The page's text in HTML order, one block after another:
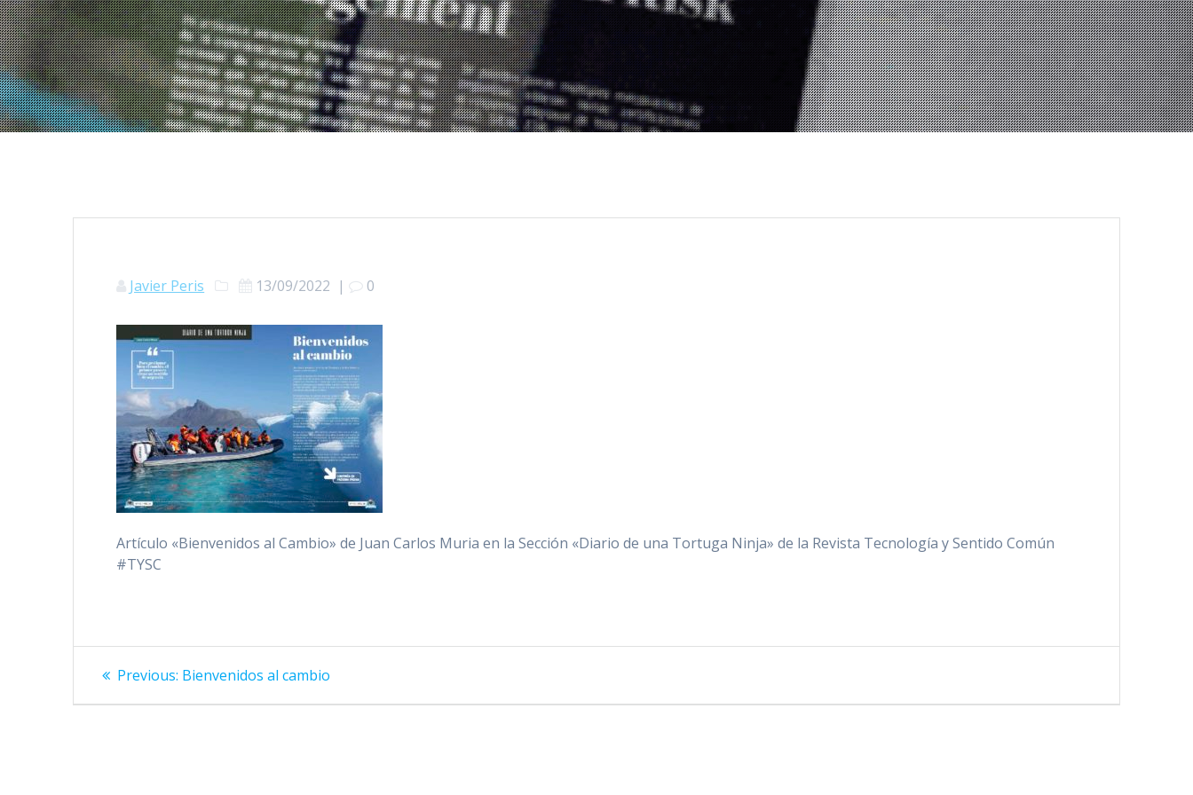
Javier Peris 13/09/2022 | 0
Artículo «Bienvenidos al Cambio» de Juan Carlos Muria en la Sección «Diario de una Tortuga Ninja» de la Revista Tecnología y Sentido Común
#TYSC
Navegación
de
Previous: Previous
Bienvenidos al cambio